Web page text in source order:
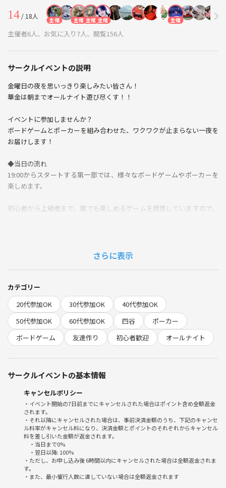
14/ 18人 主催 主催 主催 主催 主催
主催者6人、お気に入り7人、閲覧156人
サークルイベントの説明
金曜日の夜を思いっきり楽しみたい皆さん！
華金は朝までオールナイト遊び尽くす！！
イベントに参加しませんか？
ボードゲームとポーカーを組み合わせた、ワクワクが止まらない一夜を
お届けします！
◆当日の流れ
19:00からスタートする第一部では、様々なボードゲームやポーカーを
楽しめます。
初心者から上級者まで、誰でも楽しめるゲームを用意していますので、
ングな時間を過ごしても良し、普段できないボードゲームを朝6:00まで
一緒に夜更かしするとめっちゃ仲良くなれます！
・飲食物持ち込みOK 出前頼んだり買い出し行ったりしてます。
・1部参加者が2部参加する場合＋1500円
りのアットホームな雰囲気です。お一人での参加も大歓迎！みんなで楽
通じて自然と会話が生まれ、笑顔が溢れる空間を一緒に作り上げましょ
キャンセルポリシー
・当日キャンセルでも100%返金のイベントです。
どうぞお気軽にご参加申し込みください！
さらに表示
カテゴリー
20代参加OK
30代参加OK
40代参加OK
50代参加OK
60代参加OK 四谷
ポーカー
ボードゲーム
友達作り 初心者歓迎 オールナイト
サークルイベントの基本情報
キャンセルポリシー
・イベント開始の7日前までにキャンセルされた場合はポイント含め全額返金
されます。
・それ以降にキャンセルされた場合は、事前決済金額のうち、下記のキャンセ
ル料率がキャンセル料になり、決済金額とポイントのそれぞれからキャンセル
料を差し引いた金額が返金されます。
・当日まで0%
・翌日以降: 100%
・ただし、お申し込み後 6時間以内にキャンセルされた場合は全額返金されま
す。
・また、最小催行人数に達していない場合は全額返金されます